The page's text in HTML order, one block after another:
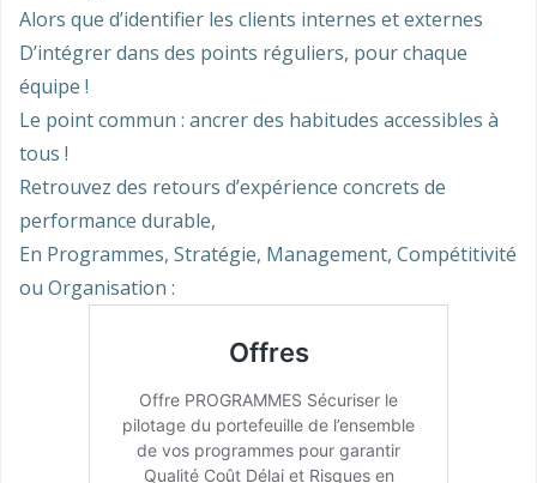
Alors que d’identifier les clients internes et externes
D’intégrer dans des points réguliers, pour chaque
équipe !
Le point commun : ancrer des habitudes accessibles à
tous !
Retrouvez des retours d’expérience concrets de
performance durable,
En Programmes, Stratégie, Management, Compétitivité
ou Organisation :